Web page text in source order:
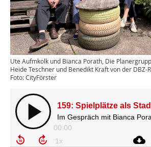
Ute Aufmkolk und Bianca Porath, Die
Heide Teschner und Benedikt Kraft von der DBZ-
Foto: CityFörster